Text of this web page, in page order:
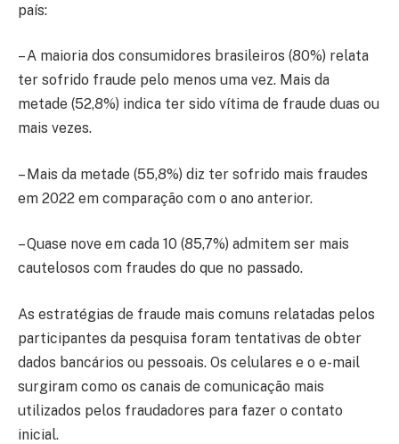
país:
– A maioria dos consumidores brasileiros (80%) relata
ter sofrido fraude pelo menos uma vez. Mais da
metade (52,8%) indica ter sido vítima de fraude duas ou
mais vezes.
– Mais da metade (55,8%) diz ter sofrido mais fraudes
em 2022 em comparação com o ano anterior.
– Quase nove em cada 10 (85,7%) admitem ser mais
cautelosos com fraudes do que no passado.
As estratégias de fraude mais comuns relatadas pelos
participantes da pesquisa foram tentativas de obter
dados bancários ou pessoais. Os celulares e o e-mail
surgiram como os canais de comunicação mais
utilizados pelos fraudadores para fazer o contato
inicial.